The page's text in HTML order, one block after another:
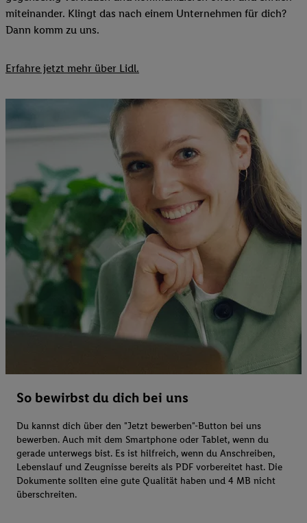
miteinander. Klingt das nach einem Unternehmen für dich?
Dann komm zu uns.​
Erfahre jetzt mehr über Lidl.
So bewirbst du dich bei uns
Du kannst dich über den "Jetzt bewerben"-Button bei uns
bewerben. Auch mit dem Smartphone oder Tablet, wenn du
gerade unterwegs bist. Es ist hilfreich, wenn du Anschreiben,
Lebenslauf und Zeugnisse bereits als PDF vorbereitet hast. Die
Dokumente sollten eine gute Qualität haben und 4 MB nicht
überschreiten.